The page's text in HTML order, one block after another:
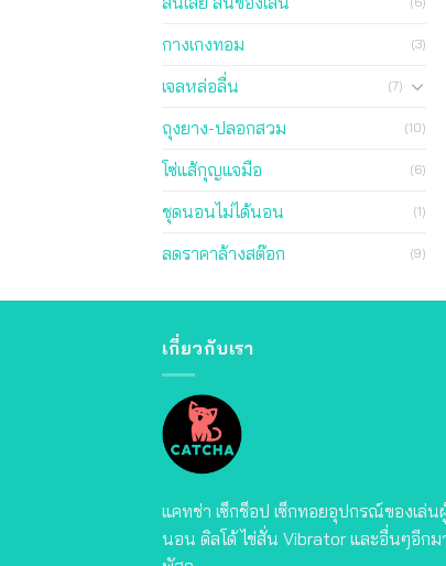
กางเกงทอม (3)
เจลหล่อลื่น (7)
ถุงยาง-ปลอกสวม (10)
โซ่แส้กุญแจมือ (6)
ชุดนอนไม่ได้นอน (1)
ลดราคาล้างสต๊อก (9)
เกี่ยวกับเรา
แคทช่า เซ็กช็อป เซ็กทอยอุปกรณ์ของเล่
นอน ดิลโด้ ไข่สั่น Vibrator และอื่นๆอีก